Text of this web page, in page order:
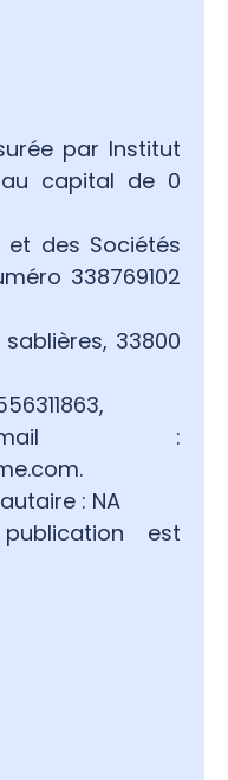
par Institut
au capital de 0
et des Sociétés
338769102
33800
mail :
: NA
est